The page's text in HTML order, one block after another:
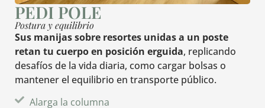
PEDI POLE
Postura y equilibrio
Sus manijas sobre resortes unidas a un poste
retan tu cuerpo en posición erguida, replicando
desafíos de la vida diaria, como cargar bolsas o
mantener el equilibrio en transporte público.
Alarga la columna